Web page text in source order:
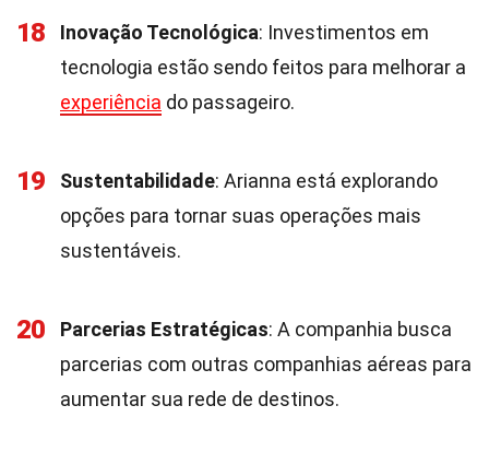
18 Inovação Tecnológica: Investimentos em
tecnologia estão sendo feitos para melhorar a
experiência do passageiro.
19 Sustentabilidade: Arianna está explorando
opções para tornar suas operações mais
sustentáveis.
20 Parcerias Estratégicas: A companhia busca
parcerias com outras companhias aéreas para
aumentar sua rede de destinos.